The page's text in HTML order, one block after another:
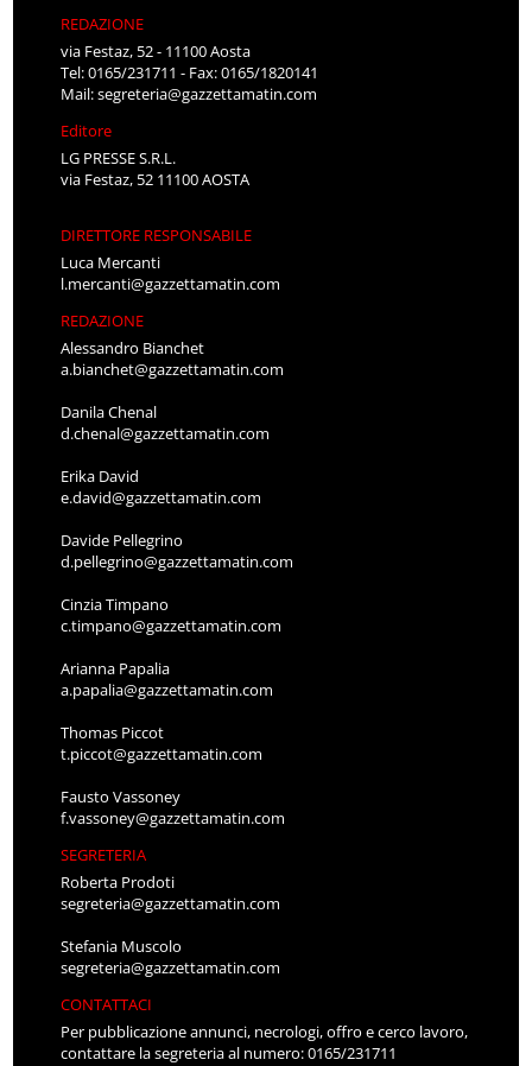
REDAZIONE
via Festaz, 52 - 11100 Aosta
Tel: 0165/231711 - Fax: 0165/1820141
Mail:segreteria@gazzettamatin.com
Editore
LG PRESSE S.R.L.
via Festaz, 52 11100 AOSTA
DIRETTORE RESPONSABILE
Luca Mercanti
l.mercanti@gazzettamatin.com
REDAZIONE
Alessandro Bianchet
a.bianchet@gazzettamatin.com
Danila Chenal
d.chenal@gazzettamatin.com
Erika David
e.david@gazzettamatin.com
Davide Pellegrino
d.pellegrino@gazzettamatin.com
Cinzia Timpano
c.timpano@gazzettamatin.com
Arianna Papalia
a.papalia@gazzettamatin.com
Thomas Piccot
t.piccot@gazzettamatin.com
Fausto Vassoney
f.vassoney@gazzettamatin.com
SEGRETERIA
Roberta Prodoti
segreteria@gazzettamatin.com
Stefania Muscolo
segreteria@gazzettamatin.com
CONTATTACI
Per pubblicazione annunci, necrologi, offro e cerco lavoro,
contattare la segreteria al numero: 0165/231711